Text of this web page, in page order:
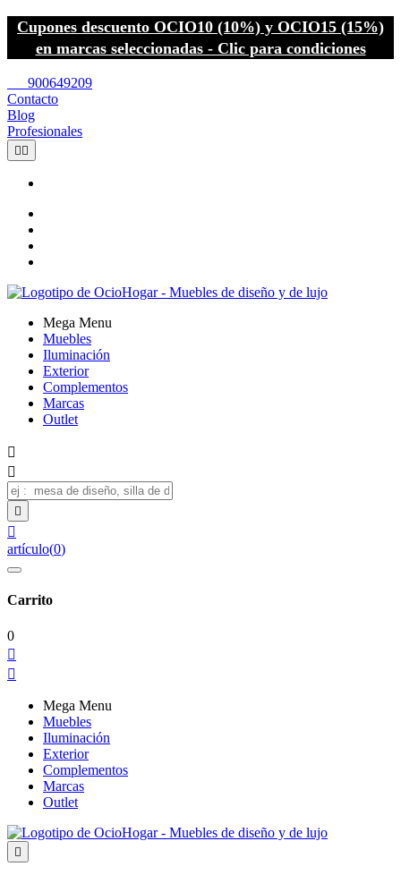
Cupones descuento OCIO10 (10%) y OCIO15 (15%)
en marcas seleccionadas - Clic para condiciones
900649209
Contacto
Blog
Profesionales
 
Mega Menu
Muebles
Iluminación
Exterior
Complementos
Marcas
Outlet




artículo(0)
Carrito
0


Mega Menu
Muebles
Iluminación
Exterior
Complementos
Marcas
Outlet
